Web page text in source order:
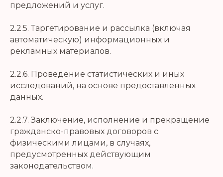
предложений и услуг.
2.2.5. Таргетирование и рассылка (включая
автоматическую) информационных и
рекламных материалов.
2.2.6. Проведение статистических и иных
исследований, на основе предоставленных
данных.
2.2.7. Заключение, исполнение и прекращение
гражданско-правовых договоров с
физическими лицами, в случаях,
предусмотренных действующим
законодательством.